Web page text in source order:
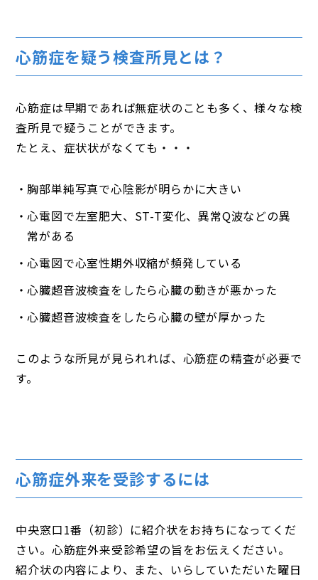
心筋症を疑う検査所見とは？
心筋症は早期であれば無症状のことも多く、様々な検
査所見で疑うことができます。
たとえ、症状状がなくても・・・
胸部単純写真で心陰影が明らかに大きい
心電図で左室肥大、ST-T変化、異常Q波などの異
常がある
心電図で心室性期外収縮が頻発している
心臓超音波検査をしたら心臓の動きが悪かった
心臓超音波検査をしたら心臓の壁が厚かった
このような所見が見られれば、心筋症の精査が必要で
す。
心筋症外来を受診するには
中央窓口1番（初診）に紹介状をお持ちになってくだ
さい。心筋症外来受診希望の旨をお伝えください。
紹介状の内容により、また、いらしていただいた曜日